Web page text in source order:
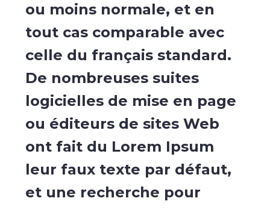
ou moins normale, et en
tout cas comparable avec
celle du français standard.
De nombreuses suites
logicielles de mise en page
ou éditeurs de sites Web
ont fait du Lorem Ipsum
leur faux texte par défaut,
et une recherche pour